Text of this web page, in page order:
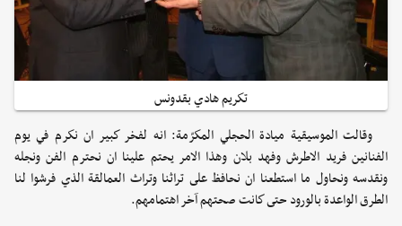
تكريم هادي بقدونس
وقالت الموسيقية ميادة الحجلي المكرّمة: انه لفخر كبير ان نكرم في يوم
الفنانين فريد الاطرش وفهد بلان وهذا الامر يحتم علينا ان نحترم الفن ونجله
ونقدسه ونحاول ما استطعنا ان نحافظ على تراثنا وتراث العمالقة الذي فرشوا لنا
الطرق الواعدة بالورود حتى كانت صحتهم آخر اهتمامهم.